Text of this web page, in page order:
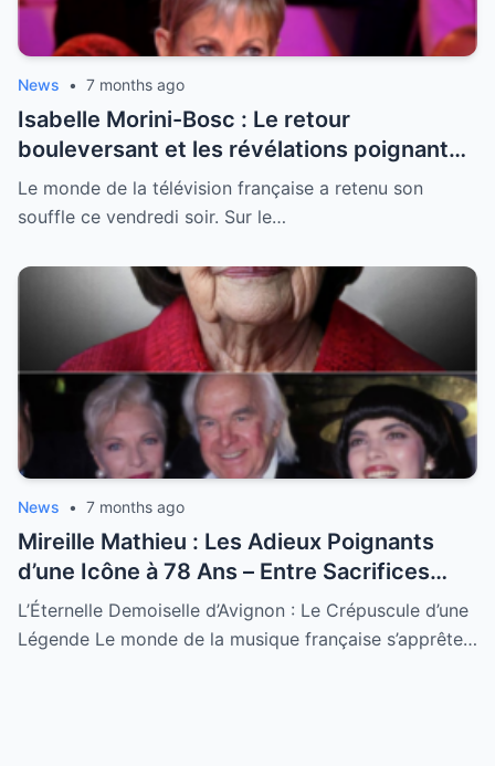
News • 7 months ago
Isabelle Morini-Bosc : Le retour
bouleversant et les révélations poignantes
après la perte de son mari
Le monde de la télévision française a retenu son
souffle ce vendredi soir. Sur le…
News • 7 months ago
Mireille Mathieu : Les Adieux Poignants
d’une Icône à 78 Ans – Entre Sacrifices
Amoureux et Destin Royal
L’Éternelle Demoiselle d’Avignon : Le Crépuscule d’une
Légende Le monde de la musique française s’apprête…